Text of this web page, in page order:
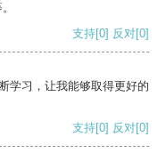
支持[0] 反对[0]
学习，让我能够取得更好的
支持[0] 反对[0]